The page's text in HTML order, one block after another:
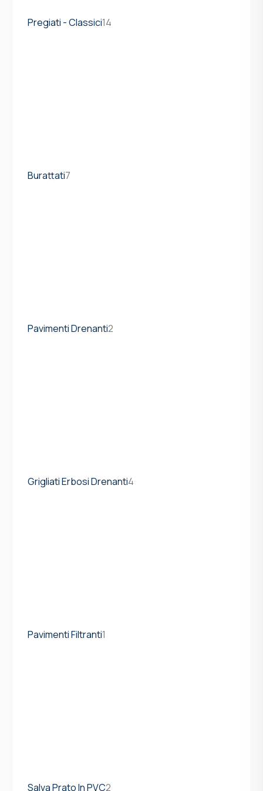
Pregiati - Classici14
Burattati7
Pavimenti Drenanti2
Grigliati Erbosi Drenanti4
Pavimenti Filtranti1
Salva Prato In PVC2